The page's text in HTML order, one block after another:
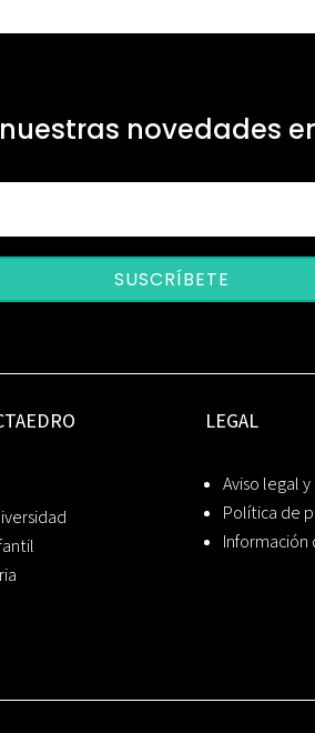
novedades
SUSCRÍBETE
LEGAL
Aviso legal
Política de